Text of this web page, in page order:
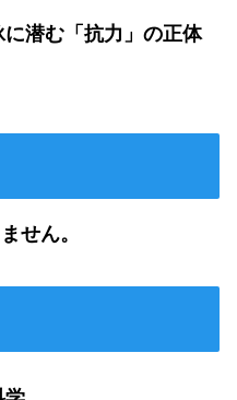
潜む「抗力」の正体
せん。